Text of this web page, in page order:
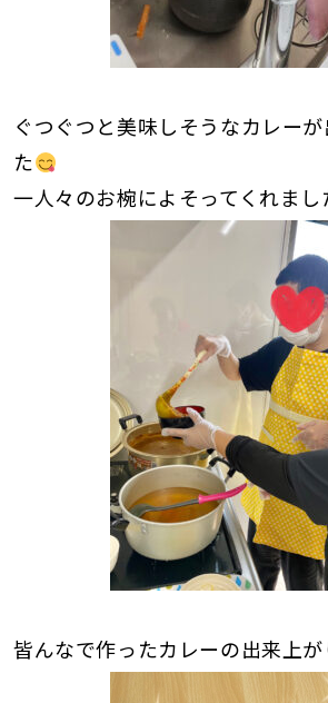
ぐつぐつと美味しそうなカレー
た
一人々のお椀によそってくれまし
皆んなで作ったカレーの出来上